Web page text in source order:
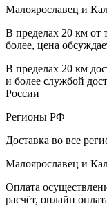
Малоярославец и
В пределах 20 км от
более, цена
В пределах 20 км
и более службой
России
Регионы РФ
Доставка во все
Малоярославец и
Оплата
расчёт, онлайн